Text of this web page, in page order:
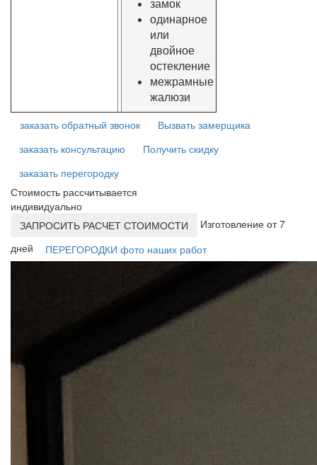
одинарное
или
двойное
остекление
межрамные
жалюзи
заказать обратный звонок
Вызвать замерщика
заказать консультацию
Получить скидку
заказать перегородку
Стоимость рассчитывается
индивидуально
ЗАПРОСИТЬ РАСЧЕТ СТОИМОСТИ
Изготовление от 7
дней
ПЕРЕГОРОДКИ фото наших работ